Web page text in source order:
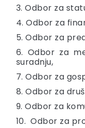
3. Odbor za
4. Odbor za
5. Odbor za
6. Odbor za
suradnju,
7. Odbor za
8. Odbor za
9. Odbor za
10. Odbor za